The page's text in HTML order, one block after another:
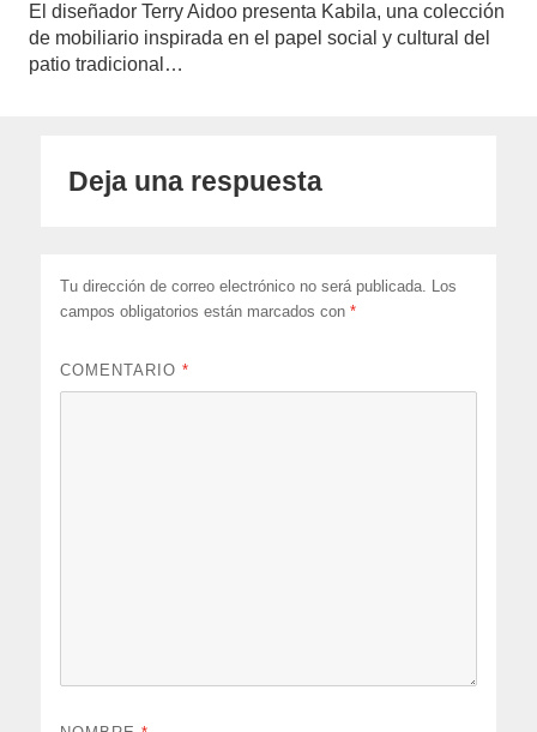
El diseñador Terry Aidoo presenta Kabila, una colección
de mobiliario inspirada en el papel social y cultural del
patio tradicional…
Deja una respuesta
Tu dirección de correo electrónico no será publicada.
Los
campos obligatorios están marcados con*
COMENTARIO*